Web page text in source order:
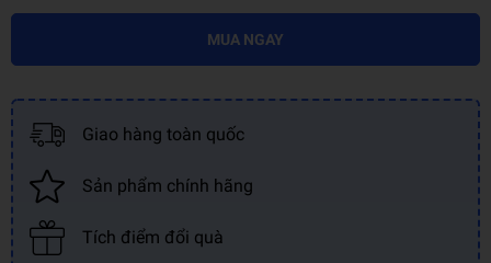
MUA NGAY
Giao hàng toàn quốc
Sản phẩm chính hãng
Tích điểm đổi quà